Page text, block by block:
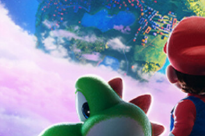
ÉVÉNEMENTS
SCOLAIRES
PRATIQUE
RÉSERVATION
PROGRAMME